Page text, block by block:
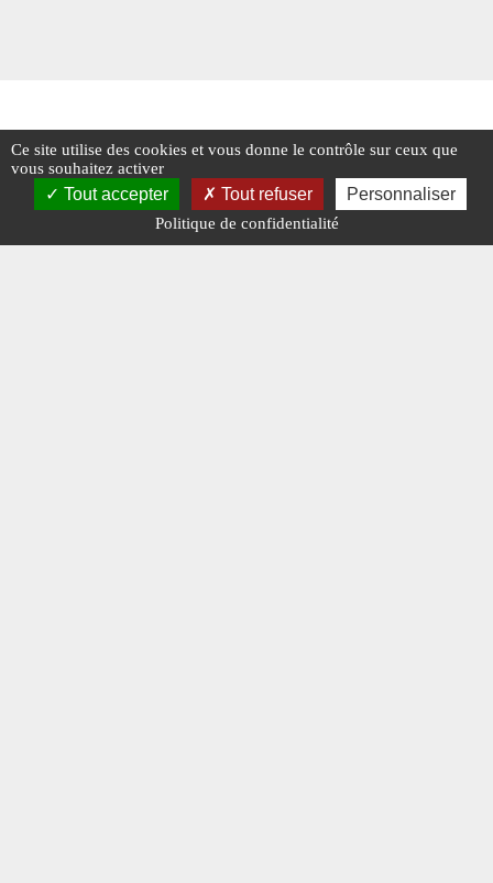
Ce site utilise des cookies et vous donne le contrôle sur ceux que
vous souhaitez activer
Tout accepter Tout refuser Personnaliser
Politique de confidentialité